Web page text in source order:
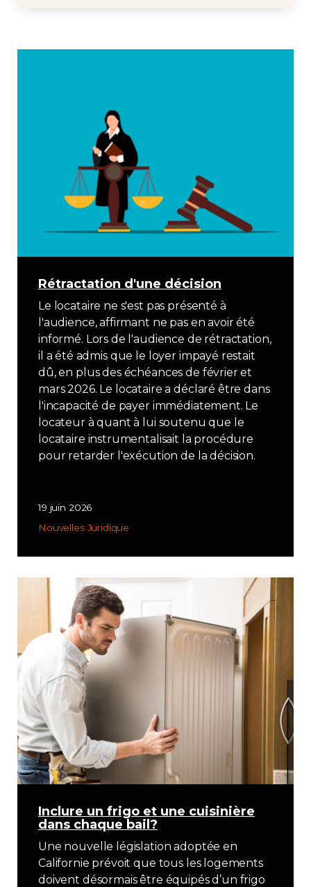
Environnement
Rabais APQ
App APQ
FAQ
Français
Contact
Adhésion
Rétractation d'une décision
Le locataire ne s'est pas présenté à
l'audience, affirmant ne pas en avoir été
informé. Lors de l'audience de rétractation,
il a été admis que le loyer impayé restait
dû, en plus des échéances de février et
mars 2026. Le locataire a déclaré être dans
l'incapacité de payer immédiatement. Le
locateur à quant à lui soutenu que le
locataire instrumentalisait la procédure
pour retarder l'exécution de la décision.
19 juin 2026
Nouvelles Juridique
Inclure un frigo et une cuisinière
dans chaque bail?
Une nouvelle législation adoptée en
Californie prévoit que tous les logements
doivent désormais être équipés d’un frigo